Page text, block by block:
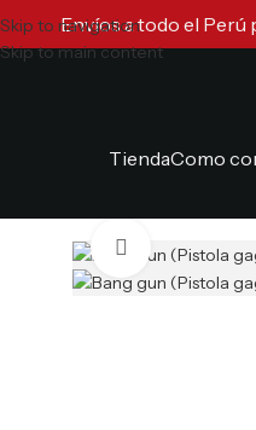
Skip to navigation
Skip to main content
Envíos a todo el
TiendaComo
Clic para